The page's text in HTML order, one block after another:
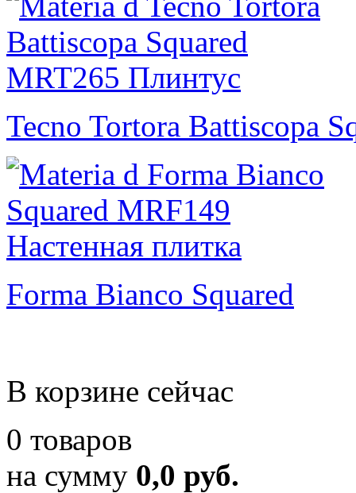
Tecno Tortora Battiscopa
Forma Bianco Squared
В корзине сейчас
0 товаров
на сумму 0,0 руб.